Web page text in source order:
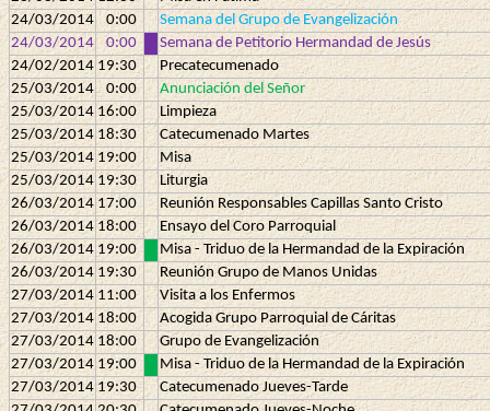
24/03/2014
0:00
Semana del Grupo de Evangelización
24/03/2014
0:00
Semana de Petitorio Hermandad de Jesús
24/02/2014 19:30
Precatecumenado
25/03/2014
0:00
Anunciación del Señor
25/03/2014 16:00
Limpieza
25/03/2014 18:30
Catecumenado Martes
25/03/2014 19:00
Misa
25/03/2014 19:30
Liturgia
26/03/2014 17:00
Reunión Responsables Capillas Santo Cristo
26/03/2014 18:00
Ensayo del Coro Parroquial
26/03/2014 19:00
Misa - Triduo de la Hermandad de la Expiración
26/03/2014 19:30
Reunión Grupo de Manos Unidas
27/03/2014 11:00
Visita a los Enfermos
27/03/2014 18:00
Acogida Grupo Parroquial de Cáritas
27/03/2014 18:00
Grupo de Evangelización
27/03/2014 19:00
Misa - Triduo de la Hermandad de la Expiración
27/03/2014 19:30
Catecumenado Jueves-Tarde